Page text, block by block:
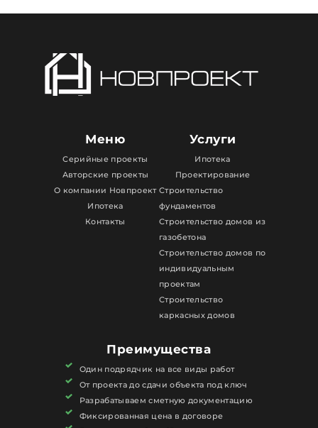
Меню
Серийные проекты
Авторские проекты
О компании Новпроект
Ипотека
Контакты
Услуги
Ипотека
Проектирование
Строительство
фундаментов
Строительство домов из
газобетона
Строительство домов по
индивидуальным
проектам
Строительство
каркасных домов
Преимущества
Один подрядчик на все виды работ
От проекта до сдачи объекта под ключ
Разрабатываем сметную документацию
Фиксированная цена в договоре